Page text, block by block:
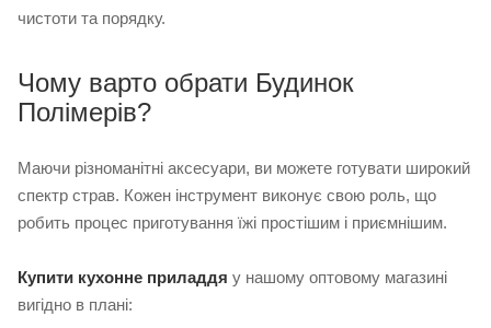
чистоти та порядку.
Чому варто обрати Будинок
Полімерів?
Маючи різноманітні аксесуари, ви можете готувати широкий
спектр страв. Кожен інструмент виконує свою роль, що
робить процес приготування їжі простішим і приємнішим.
Купити кухонне приладдя у нашому оптовому магазині
вигідно в плані: